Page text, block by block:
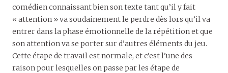
comédien connaissant bien son texte tant qu’il y fait
« attention » va soudainement le perdre dès lors qu’il va
entrer dans la phase émotionnelle de la répétition et que
son attention va se porter sur d’autres éléments du jeu.
Cette étape de travail est normale, et c’est l’une des
raison pour lesquelles on passe par les étape de